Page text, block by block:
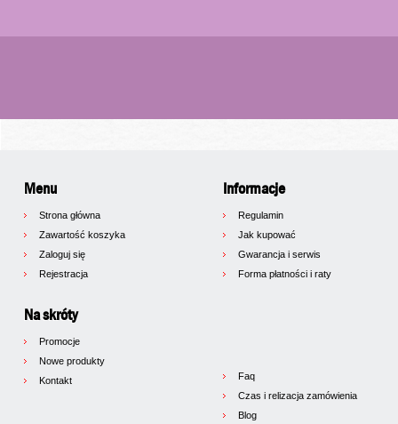
Menu
Strona główna
Zawartość koszyka
Zaloguj się
Rejestracja
Na skróty
Promocje
Nowe produkty
Kontakt
Informacje
Regulamin
Jak kupować
Gwarancja i serwis
Forma płatności i raty
Faq
Czas i relizacja zamówienia
Blog